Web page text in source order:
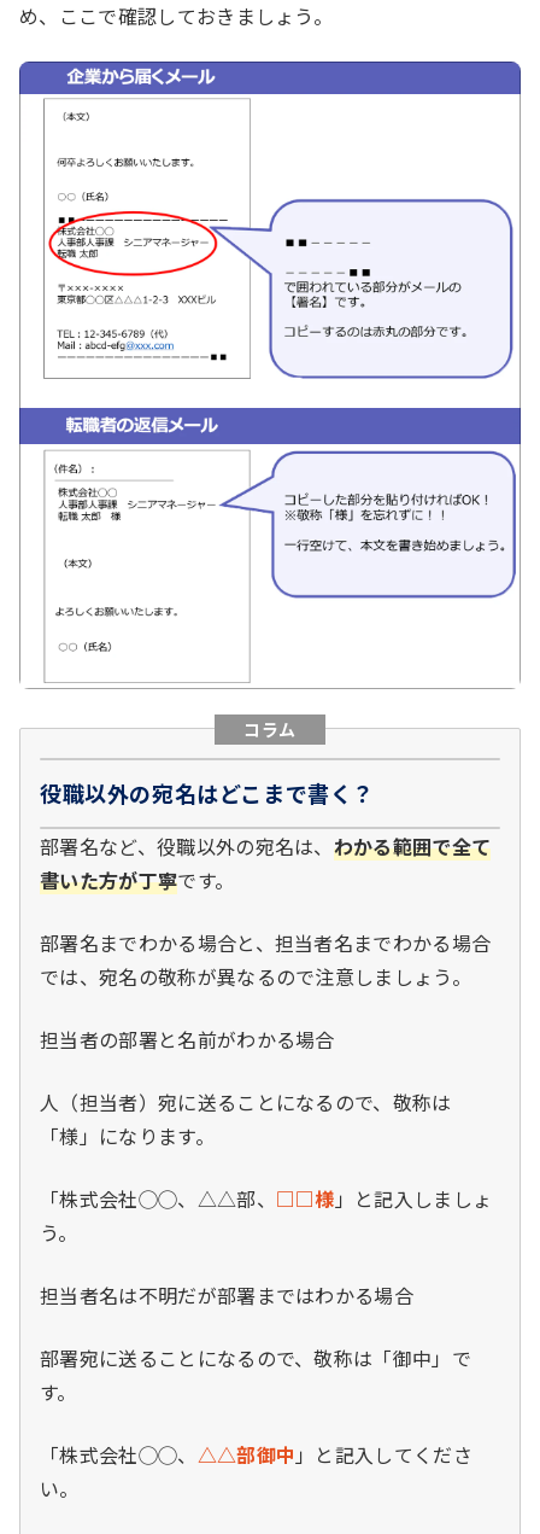
め、ここで確認しておきましょう。
コラム
役職以外の宛名はどこまで書く？
部署名など、役職以外の宛名は、 わかる範囲で全て
書いた方が丁寧です。
部署名までわかる場合と、担当者名までわかる場合
では、宛名の敬称が異なるので注意しましょう。
担当者の部署と名前がわかる場合
人（担当者）宛に送ることになるので、敬称は
「様」になります。
「株式会社◯◯、△△部、 □□様 」と記入しましょ
う。
担当者名は不明だが部署まではわかる場合
部署宛に送ることになるので、敬称は「御中」で
す。
「株式会社◯◯、 △△部御中 」と記入してくださ
い。